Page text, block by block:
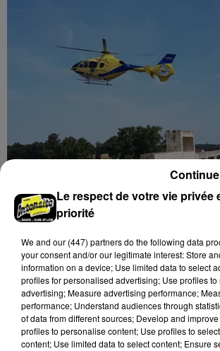
Quatre blessés dont un grave
accident sur l'A10
Le choc a eu lieu dans la matinée,
hauteur de Sainville en direction
LE GRAND FORMAT
Le respect de votre vie privée
priorité
We and our (447) partnersdo the following data
your consent and/or our legitimate interest: Store
information on a device; Use limited data to select
profiles for personalised advertising; Use profiles
advertising; Measure advertising performance;
performance; Understand audiences through
of data from different sources; Develop and
profiles to personalise content; Use profiles to
content; Use limited data to select content; Ensure